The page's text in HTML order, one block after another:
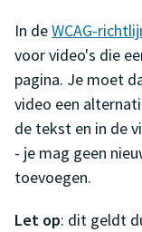
In deWCAG-
voor video's die
pagina. Je moet
video een
de tekst en in de
- je mag geen
toevoegen.
Let op: dit geldt